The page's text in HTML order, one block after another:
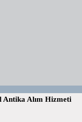
Antika Alım Hizmeti